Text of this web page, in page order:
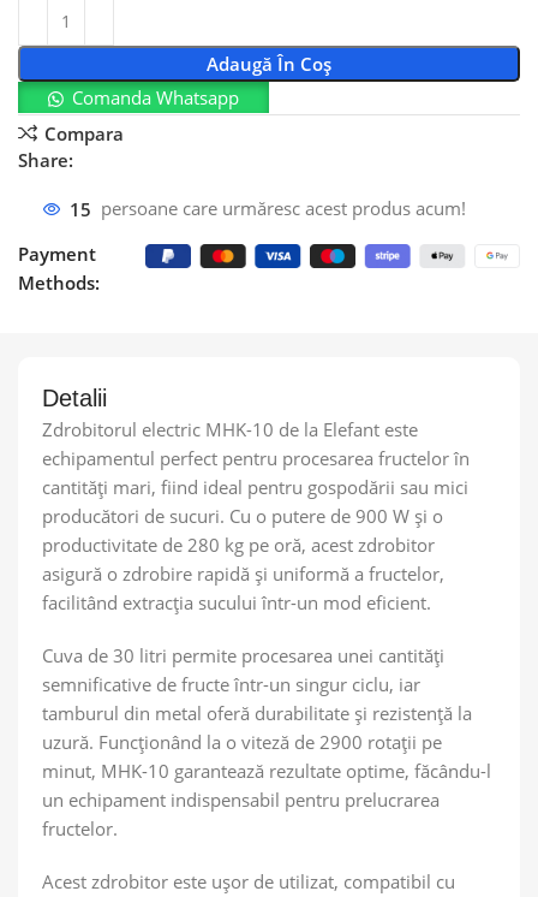
Adaugă În Coș
Comanda Whatsapp
Compara
Share:
15 persoane care urmăresc acest produs acum!
Payment
Methods:
Detalii
Zdrobitorul electric MHK-10 de la Elefant este
echipamentul perfect pentru procesarea fructelor în
cantități mari, fiind ideal pentru gospodării sau mici
producători de sucuri. Cu o putere de 900 W și o
productivitate de 280 kg pe oră, acest zdrobitor
asigură o zdrobire rapidă și uniformă a fructelor,
facilitând extracția sucului într-un mod eficient.
Cuva de 30 litri permite procesarea unei cantități
semnificative de fructe într-un singur ciclu, iar
tamburul din metal oferă durabilitate și rezistență la
uzură. Funcționând la o viteză de 2900 rotații pe
minut, MHK-10 garantează rezultate optime, făcându-l
un echipament indispensabil pentru prelucrarea
fructelor.
Acest zdrobitor este ușor de utilizat, compatibil cu